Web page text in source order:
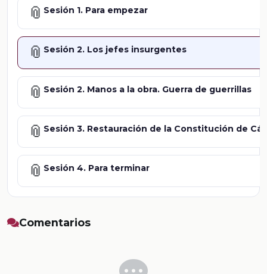
📎 Sesión 1. Para empezar
📎 Sesión 2. Los jefes insurgentes
📎 Sesión 2. Manos a la obra. Guerra de guerrillas
📎 Sesión 3. Restauración de la Constitución de
📎 Sesión 4. Para terminar
Comentarios